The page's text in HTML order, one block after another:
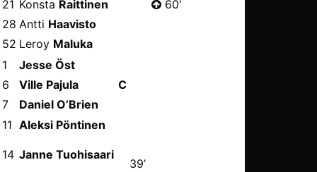
21 Konsta Raittinen
60'
28 Antti Haavisto
52 Leroy Maluka
1
Jesse Öst
6
Ville Pajula
C
7
Daniel O’Brien
11 Aleksi Pöntinen
14 Janne Tuohisaari
39’